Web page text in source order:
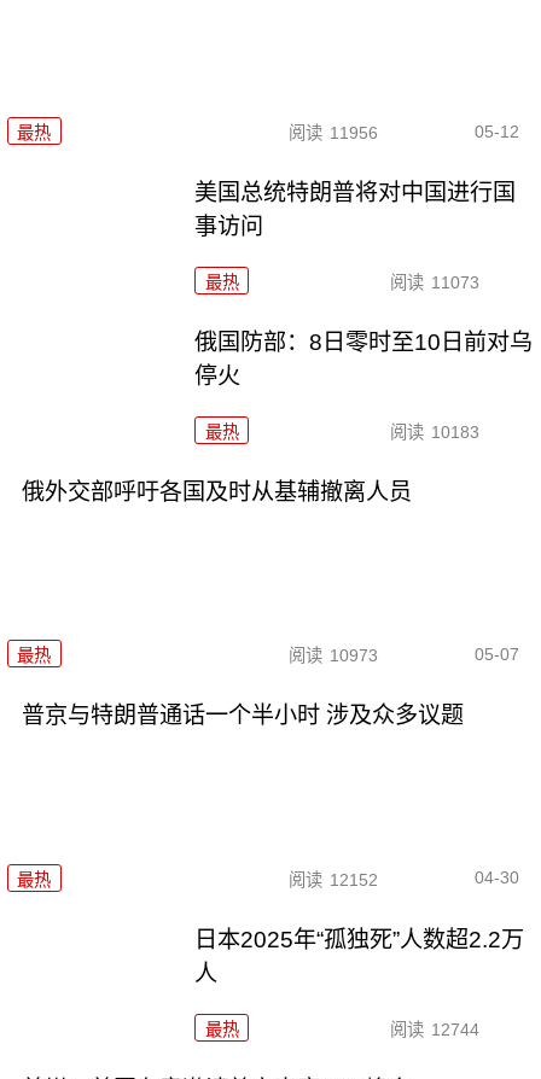
最热 阅读 11956 05-12
美国总统特朗普将对中国进行国
事访问
最热 阅读 11073
俄国防部：8日零时至10日前对乌
停火
最热 阅读 10183
俄外交部呼吁各国及时从基辅撤离人员
最热 阅读 10973 05-07
普京与特朗普通话一个半小时 涉及众多议题
最热 阅读 12152 04-30
日本2025年“孤独死”人数超2.2万
人
最热 阅读 12744